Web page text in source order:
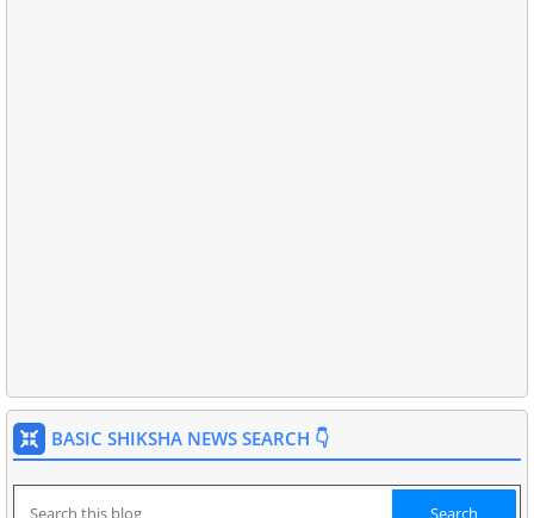
BASIC SHIKSHA NEWS SEARCH 👇